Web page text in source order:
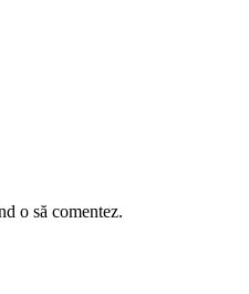
o să comentez.